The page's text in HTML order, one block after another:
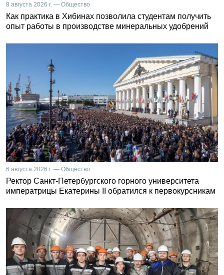
8 августа 2026 г. — Общество
Как практика в Хибинах позволила студентам получить
опыт работы в производстве минеральных удобрений
6 августа 2026 г. — Общество
Ректор Санкт-Петербургского горного университета
императрицы Екатерины II обратился к первокурсникам